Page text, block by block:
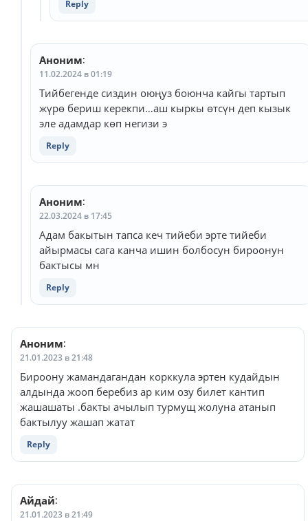
Reply
Аноним:
11.02.2024 в 01:19
Тийбегенде сиздин оюңуз боюнча кайгы тартып
жүрө бериш керекпи…аш кыркы өтсүн деп кызык
эле адамдар көп негизи э
Reply
Аноним:
22.03.2024 в 17:45
Адам бакытын тапса кеч тийеби эрте тийеби
айырмасы сага канча ишин болбосун бироонун
бактысы мн
Reply
Аноним:
21.01.2023 в 21:48
Бироону жамандагандан корккула эртен кудайдын
алдында жооп беребиз ар ким озу билет кантип
жашашаты .бакты ачылып турмущ жолуна атанып
бактылуу жашап жатат
Reply
Айдай:
21.01.2023 в 21:49